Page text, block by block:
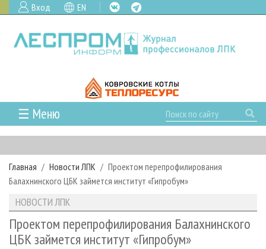
Вход EN
☰ Меню
ГЛАВНАЯ
РУБРИКИ И ТЕМЫ
РУБРИКИ ЖУРНАЛА
ЛЕСОЗАГОТОВКА
ЛЕСОПИЛЕНИЕ
НОВОСТИ
НОВОСТИ ЛПК
НОВОСТИ ЖУРНАЛА
ПРОЕКТЫ ЛПИ
АНАЛИТИКА
ПРЕДПРИЯТИЯ ЛПК
АРХИВ ЖУРНАЛОВ
О ЖУРНАЛЕ
Главная Новости ЛПК
Проектом перепрофилирования
Балахнинского ЦБК займется институт «Гипробум»
НОВОСТИ ЛПК
Проектом перепрофилирования Балахнинского
ЦБК займется институт «Гипробум»